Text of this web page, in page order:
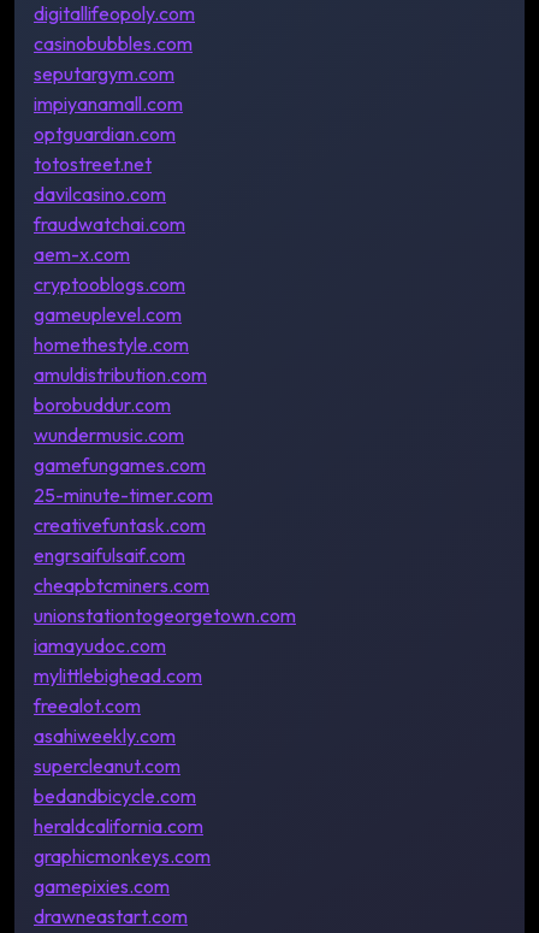
digitallifeopoly.com
casinobubbles.com
seputargym.com
impiyanamall.com
optguardian.com
totostreet.net
davilcasino.com
fraudwatchai.com
aem-x.com
cryptooblogs.com
gameuplevel.com
homethestyle.com
amuldistribution.com
borobuddur.com
wundermusic.com
gamefungames.com
25-minute-timer.com
creativefuntask.com
engrsaifulsaif.com
cheapbtcminers.com
unionstationtogeorgetown.com
iamayudoc.com
mylittlebighead.com
freealot.com
asahiweekly.com
supercleanut.com
bedandbicycle.com
heraldcalifornia.com
graphicmonkeys.com
gamepixies.com
drawneastart.com